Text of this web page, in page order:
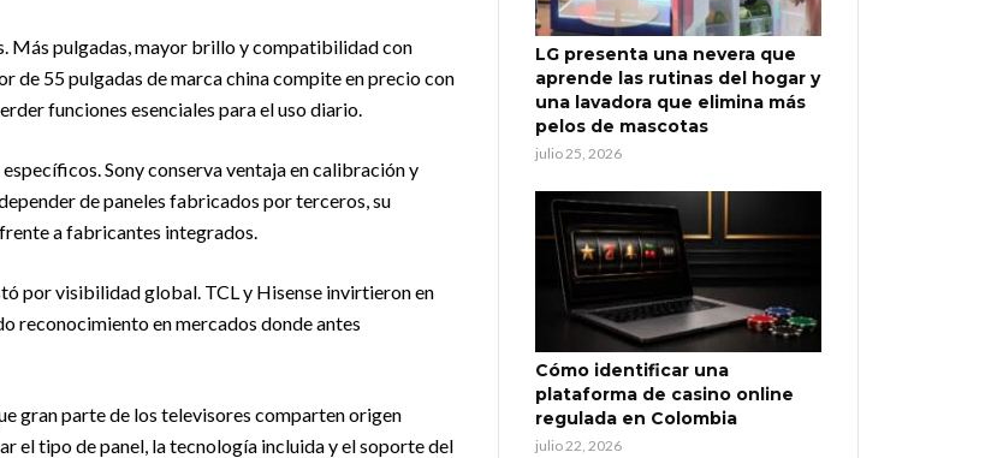
Más pulgadas, mayor brillo y compatibilidad con
de 55 pulgadas de marca china compite en precio con
funciones esenciales para el uso diario.
Sony conserva ventaja en calibración y
de paneles fabricados por terceros, su
a fabricantes integrados.
por visibilidad global. TCL y Hisense invirtieron en
reconocimiento en mercados donde antes
gran parte de los televisores comparten origen
el tipo de panel, la tecnología incluida y el soporte del
LG presenta una nevera que
aprende las rutinas del hogar y
una lavadora que elimina más
pelos de mascotas
julio 25, 2026
Cómo identificar una
plataforma de casino online
regulada en Colombia
julio 22, 2026